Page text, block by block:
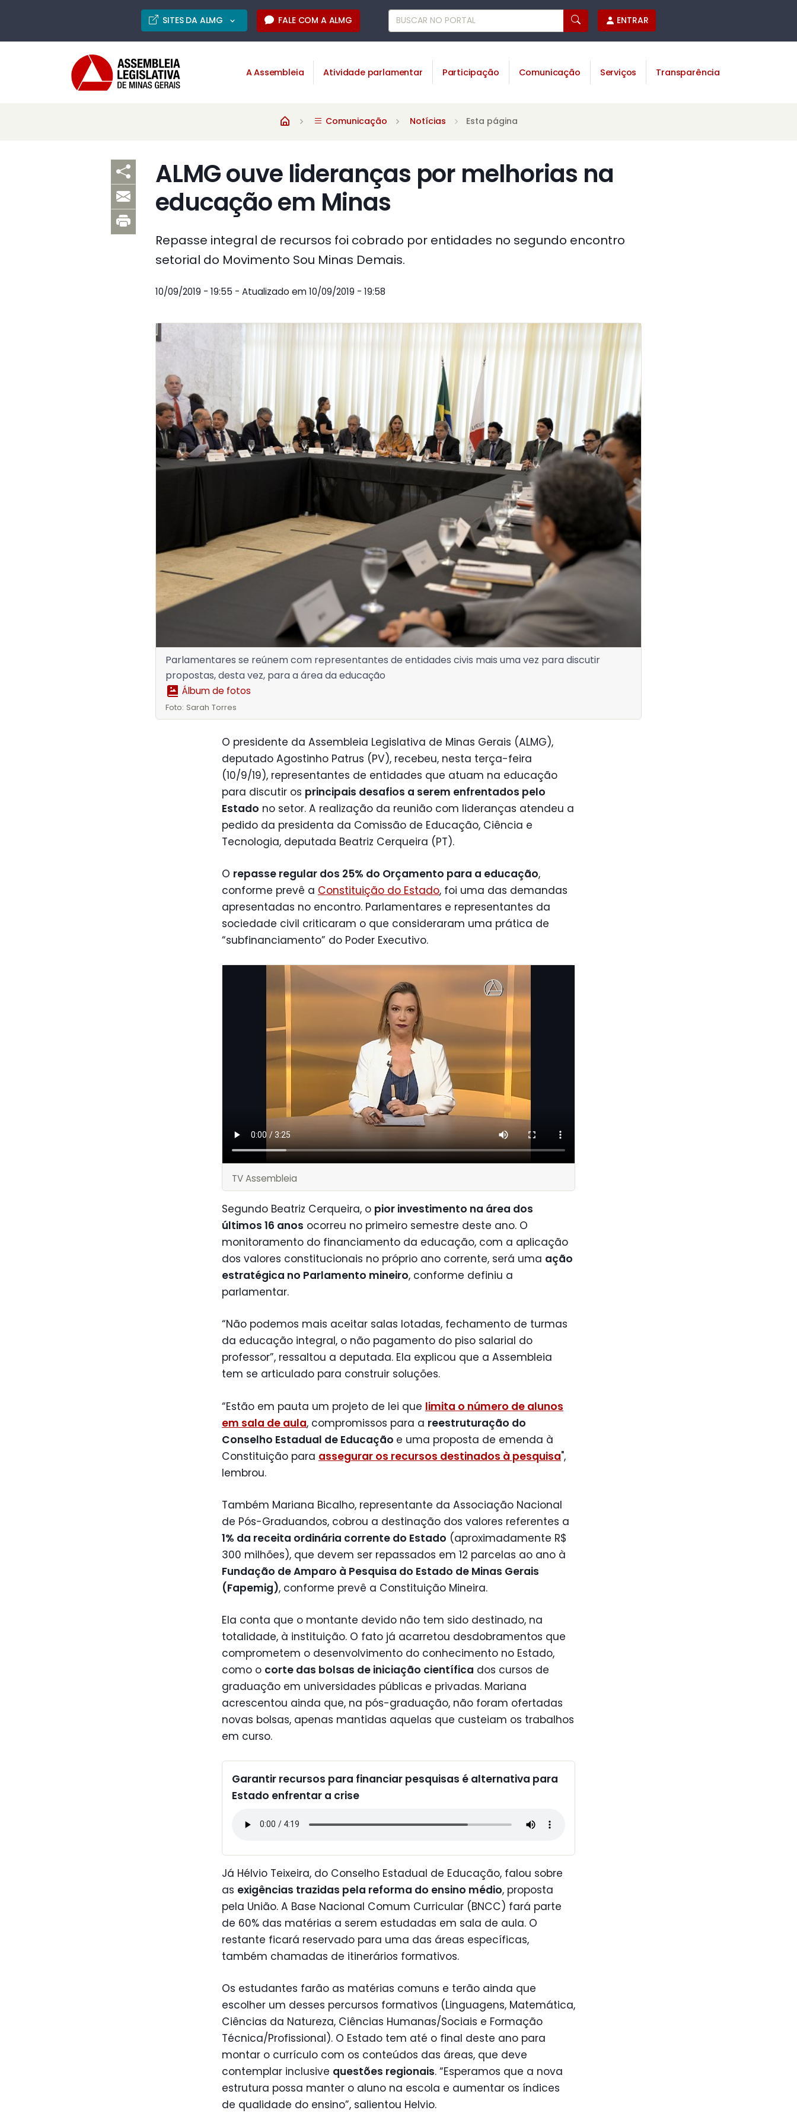
SITES DA ALMG FALE COM A ALMG ENTRAR
A Assembleia Atividade parlamentar Participação Comunicação Serviços Transparência
Comunicação Notícias Esta página
ALMG ouve lideranças por melhorias na
educação em Minas
Repasse integral de recursos foi cobrado por entidades no segundo encontro
setorial do Movimento Sou Minas Demais.
10/09/2019 - 19:55 - Atualizado em 10/09/2019 - 19:58
Parlamentares se reúnem com representantes de entidades civis mais uma vez para discutir
propostas, desta vez, para a área da educação
Álbum de fotos
Foto: Sarah Torres
O presidente da Assembleia Legislativa de Minas Gerais (ALMG),
deputado Agostinho Patrus (PV), recebeu, nesta terça-feira
(10/9/19), representantes de entidades que atuam na educação
para discutir os principais desafios a serem enfrentados pelo
Estado no setor. A realização da reunião com lideranças atendeu a
pedido da presidenta da Comissão de Educação, Ciência e
Tecnologia, deputada Beatriz Cerqueira (PT).
O repasse regular dos 25% do Orçamento para a educação,
conforme prevê a Constituição do Estado, foi uma das demandas
apresentadas no encontro. Parlamentares e representantes da
sociedade civil criticaram o que consideraram uma prática de
“subfinanciamento” do Poder Executivo.
TV Assembleia
Segundo Beatriz Cerqueira, o pior investimento na área dos
últimos 16 anos ocorreu no primeiro semestre deste ano. O
monitoramento do financiamento da educação, com a aplicação
dos valores constitucionais no próprio ano corrente, será uma ação
estratégica no Parlamento mineiro, conforme definiu a
parlamentar.
“Não podemos mais aceitar salas lotadas, fechamento de turmas
da educação integral, o não pagamento do piso salarial do
professor”, ressaltou a deputada. Ela explicou que a Assembleia
tem se articulado para construir soluções.
“Estão em pauta um projeto de lei que limita o número de alunos
em sala de aula, compromissos para a reestruturação do
Conselho Estadual de Educação e uma proposta de emenda à
Constituição para assegurar os recursos destinados à pesquisa",
lembrou.
Também Mariana Bicalho, representante da Associação Nacional
de Pós-Graduandos, cobrou a destinação dos valores referentes a
1% da receita ordinária corrente do Estado (aproximadamente R$
300 milhões), que devem ser repassados em 12 parcelas ao ano à
Fundação de Amparo à Pesquisa do Estado de Minas Gerais
(Fapemig), conforme prevê a Constituição Mineira.
Ela conta que o montante devido não tem sido destinado, na
totalidade, à instituição. O fato já acarretou desdobramentos que
comprometem o desenvolvimento do conhecimento no Estado,
como o corte das bolsas de iniciação científica dos cursos de
graduação em universidades públicas e privadas. Mariana
acrescentou ainda que, na pós-graduação, não foram ofertadas
novas bolsas, apenas mantidas aquelas que custeiam os trabalhos
em curso.
Garantir recursos para financiar pesquisas é alternativa para
Estado enfrentar a crise
Já Hélvio Teixeira, do Conselho Estadual de Educação, falou sobre
as exigências trazidas pela reforma do ensino médio, proposta
pela União. A Base Nacional Comum Curricular (BNCC) fará parte
de 60% das matérias a serem estudadas em sala de aula. O
restante ficará reservado para uma das áreas específicas,
também chamadas de itinerários formativos.
Os estudantes farão as matérias comuns e terão ainda que
escolher um desses percursos formativos (Linguagens, Matemática,
Ciências da Natureza, Ciências Humanas/Sociais e Formação
Técnica/Profissional). O Estado tem até o final deste ano para
montar o currículo com os conteúdos das áreas, que deve
contemplar inclusive questões regionais. “Esperamos que a nova
estrutura possa manter o aluno na escola e aumentar os índices
de qualidade do ensino”, salientou Helvio.